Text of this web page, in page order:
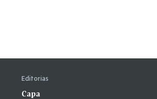
Editorias
Capa